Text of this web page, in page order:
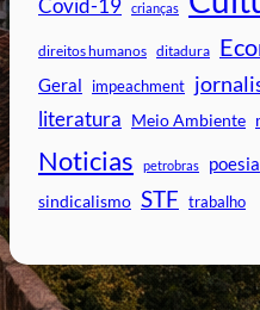
Covid-19 crianças
direitos humanos ditadura
Geral impeachment
literatura Meio Ambiente
Noticias petrobras poesia
sindicalismo STF trabalho